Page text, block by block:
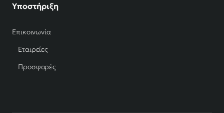
Υποστήριξη
Επικοινωνία
Εταιρείες
Προσφορές